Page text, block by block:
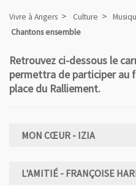
Vivre à Angers Culture
Chantons ensemble
Retrouvez ci-dessous le
permettra de participer au
place du Ralliement.
MON CŒUR - IZIA
L'AMITIÉ - FRANÇOISE